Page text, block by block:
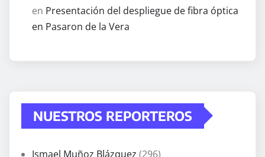
en Presentación del despliegue de fibra óptica
en Pasaron de la Vera
NUESTROS REPORTEROS
Ismael Muñoz Blázquez (296)